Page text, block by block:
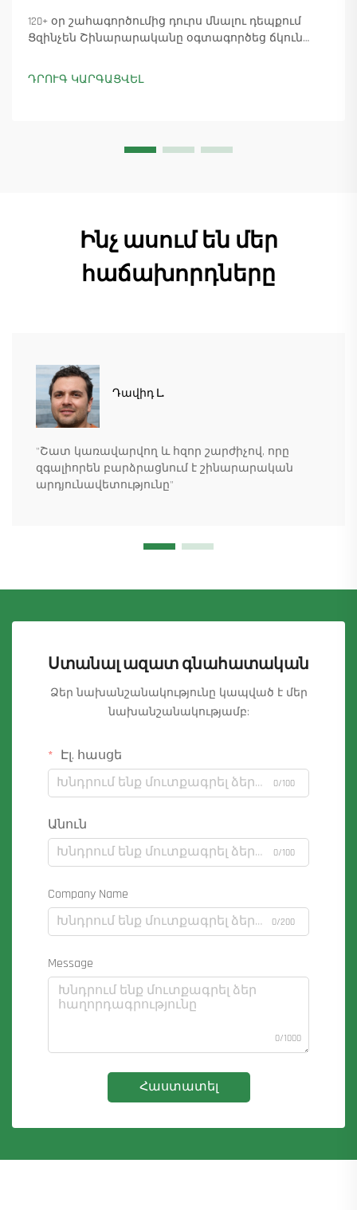
120+ օր շահագործումից դուրս մնալու դեպքում
Ցզինչեն Շինարարականը օգտագործեց ճկուն
ապահովելով 18 աշտարակային ճանկային
տնտեսուղղիչների մատուցումը և ապահովելով
ԴՐՈՒԳ ԿԱՐԳԱՑՎԵԼ
Ինչ ասում են մեր
հաճախորդները
Դավիդ Լ.
"Շատ կառավարվող և հզոր շարժիչով, որը
զգալիորեն բարձրացնում է շինարարական
արդյունավետությունը"
Ստանալ ազատ գնահատական
Ձեր նախանշանակությունը կապված է մեր
նախանշանակությամբ:
Էլ. հասցե
0/100
Անուն
0/100
Company Name
0/200
Message
0/1000
Հաստատել